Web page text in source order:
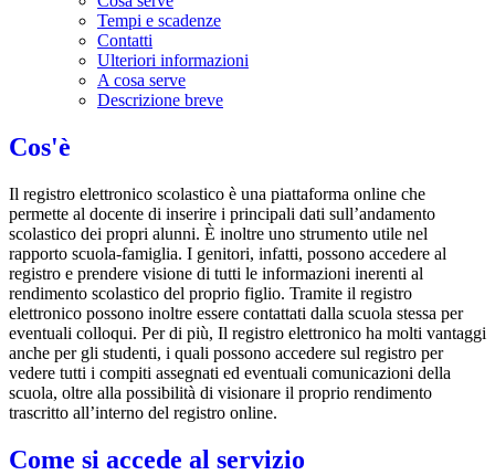
Tempi e scadenze
Contatti
Ulteriori informazioni
A cosa serve
Descrizione breve
Cos'è
Il registro elettronico scolastico è una piattaforma online che
permette al docente di inserire i principali dati sull’andamento
scolastico dei propri alunni. È inoltre uno strumento utile nel
rapporto scuola-famiglia. I genitori, infatti, possono accedere al
registro e prendere visione di tutti le informazioni inerenti al
rendimento scolastico del proprio figlio. Tramite il registro
elettronico possono inoltre essere contattati dalla scuola stessa per
eventuali colloqui. Per di più, Il registro elettronico ha molti vantaggi
anche per gli studenti, i quali possono accedere sul registro per
vedere tutti i compiti assegnati ed eventuali comunicazioni della
scuola, oltre alla possibilità di visionare il proprio rendimento
trascritto all’interno del registro online.
Come si accede al servizio